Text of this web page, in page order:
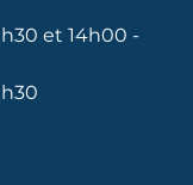
et 14h00 -